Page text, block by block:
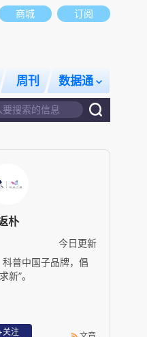
商城 订阅
周刊 数据通
朴
今日更新
科普中国子品牌，倡
新”。
关注